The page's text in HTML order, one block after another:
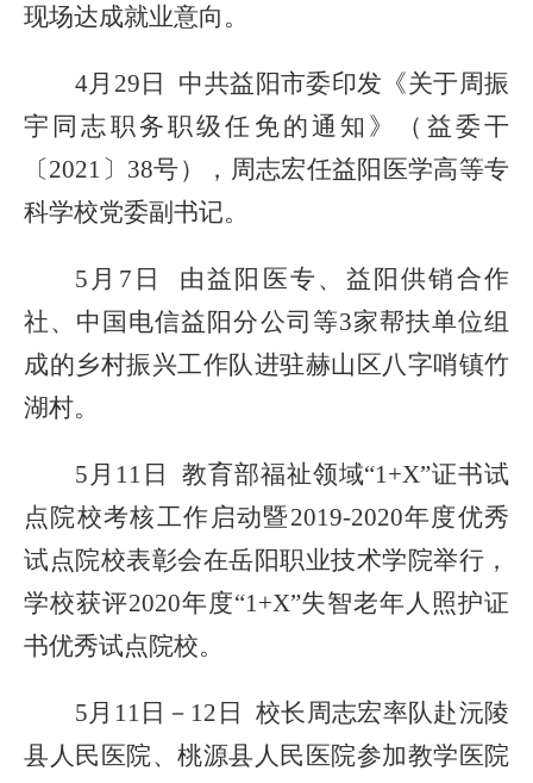
现场达成就业意向。
4月29日 中共益阳市委印发 《关于周振
宇同志职务职级任免的通知》
（ 益委干
〔2021〕38号）， 周志宏任益阳医学高等专
科学校党委副书记。
5月7日 由益阳医专 、益阳供销合作
社、中国电信益阳分公司等3家帮扶单位组
成的乡村振兴工作队进驻赫山区八字哨镇竹
湖村。
5月11日 教育部福祉领域“1+X”证书试
点院校考核工作启动暨2019-2020年度优秀
试点院校表彰会在岳阳职业技术学院举行，
学校获评2020年度“1+X”失智老年人照护证
书优秀试点院校。
5月11 日－ 12日 校长周志宏率队赴沅陵
县人民医院、桃源县人民医院参加教学医院